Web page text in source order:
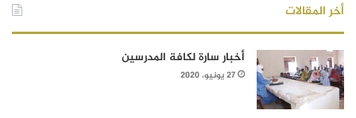
أخر المقالات
أخبار سارة لكافة المدرسين
27 يونيو، 2020